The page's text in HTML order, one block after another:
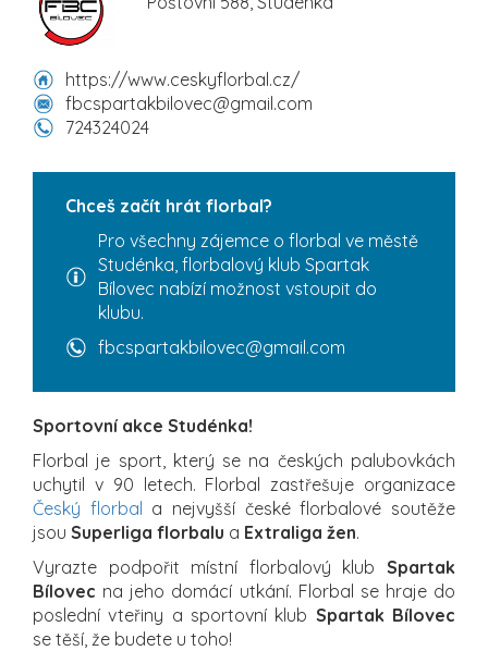
https://www.ceskyflorbal.cz/
fbcspartakbilovec@gmail.com
724324024
Chceš začít hrát florbal?
Pro všechny zájemce o florbal ve městě
Studénka, florbalový klub Spartak
Bílovec nabízí možnost vstoupit do
klubu.
fbcspartakbilovec@gmail.com
Sportovní akce Studénka!
Florbal je sport, který se na českých palubovkách
uchytil v 90 letech. Florbal zastřešuje organizace
Český florbal a nejvyšší české florbalové soutěže
jsou Superliga florbalu a Extraliga žen.
Vyrazte podpořit místní florbalový klub Spartak
Bílovec na jeho domácí utkání. Florbal se hraje do
poslední vteřiny a sportovní klub Spartak Bílovec
se těší, že budete u toho!